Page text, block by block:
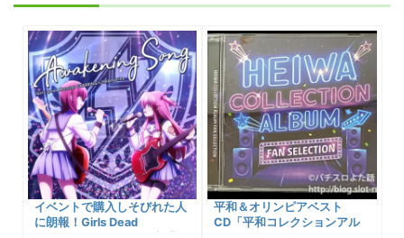
イベントで購入しそびれた人
に朗報！Girls Dead
平和＆オリンピアベスト
CD「平和コレクションアル